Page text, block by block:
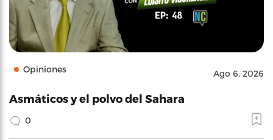
Opiniones Ago 6, 2026
Asmáticos y el polvo del Sahara
0